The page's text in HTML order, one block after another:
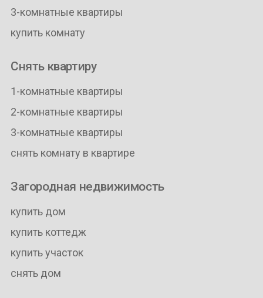
3-комнатные квартиры
купить комнату
Снять квартиру
1-комнатные квартиры
2-комнатные квартиры
3-комнатные квартиры
снять комнату в квартире
Загородная недвижимость
купить дом
купить коттедж
купить участок
снять дом